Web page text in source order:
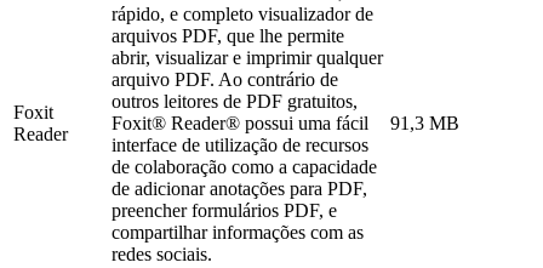
Foxit
Reader
rápido, e completo visualizador de
arquivos PDF, que lhe permite
abrir, visualizar e imprimir qualquer
arquivo PDF. Ao contrário de
outros leitores de PDF gratuitos,
Foxit® Reader® possui uma fácil
interface de utilização de recursos
de colaboração como a capacidade
de adicionar anotações para PDF,
preencher formulários PDF, e
compartilhar informações com as
redes sociais.
91,3 MB